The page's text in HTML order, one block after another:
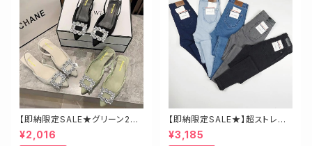
【即納限定SALE★グリーン23.
5】ビジューミュール
¥2,016
【即納限定SALE★】超ストレッ
チ！ハイウエストスキニーデニ
ム 細身さんにオススメ♡
¥3,185